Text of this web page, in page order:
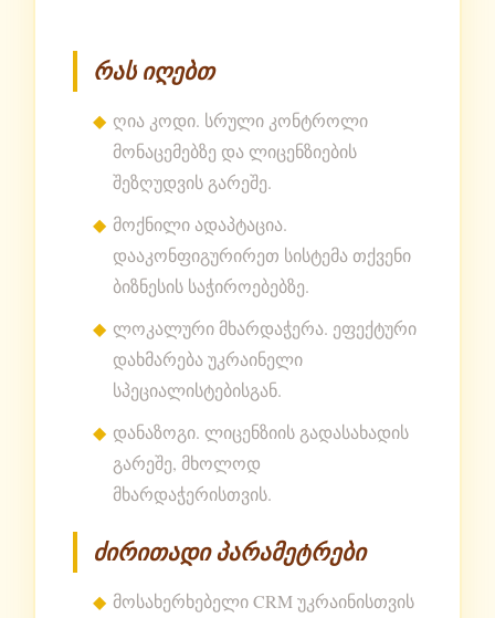
რას იღებთ
ღია კოდი. სრული კონტროლი
მონაცემებზე და ლიცენზიების
შეზღუდვის გარეშე.
მოქნილი ადაპტაცია.
დააკონფიგურირეთ სისტემა თქვენი
ბიზნესის საჭიროებებზე.
ლოკალური მხარდაჭერა. ეფექტური
დახმარება უკრაინელი
სპეციალისტებისგან.
დანაზოგი. ლიცენზიის გადასახადის
გარეშე, მხოლოდ
მხარდაჭერისთვის.
ძირითადი პარამეტრები
მოსახერხებელი CRM უკრაინისთვის